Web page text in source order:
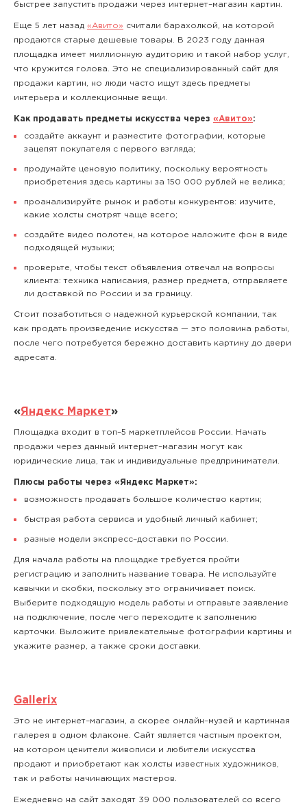
быстрее запустить продажи через интернет–магазин картин.
Еще 5 лет назад «Авито» считали барахолкой, на которой
продаются старые дешевые товары. В 2023 году данная
площадка имеет миллионную аудиторию и такой набор услуг,
что кружится голова. Это не специализированный сайт для
продажи картин, но люди часто ищут здесь предметы
интерьера и коллекционные вещи.
Как продавать предметы искусства через «Авито»:
создайте аккаунт и разместите фотографии, которые
зацепят покупателя с первого взгляда;
продумайте ценовую политику, поскольку вероятность
приобретения здесь картины за 150 000 рублей не велика;
проанализируйте рынок и работы конкурентов: изучите,
какие холсты смотрят чаще всего;
создайте видео полотен, на которое наложите фон в виде
подходящей музыки;
проверьте, чтобы текст объявления отвечал на вопросы
клиента: техника написания, размер предмета, отправляете
ли доставкой по России и за границу.
Стоит позаботиться о надежной курьерской компании, так
как продать произведение искусства — это половина работы,
после чего потребуется бережно доставить картину до двери
адресата.
«Яндекс Маркет»
Площадка входит в топ–5 маркетплейсов России. Начать
продажи через данный интернет–магазин могут как
юридические лица, так и индивидуальные предприниматели.
Плюсы работы через «Яндекс Маркет»:
возможность продавать большое количество картин;
быстрая работа сервиса и удобный личный кабинет;
разные модели экспресс–доставки по России.
Для начала работы на площадке требуется пройти
регистрацию и заполнить название товара. Не используйте
кавычки и скобки, поскольку это ограничивает поиск.
Выберите подходящую модель работы и отправьте заявление
на подключение, после чего переходите к заполнению
карточки. Выложите привлекательные фотографии картины и
укажите размер, а также сроки доставки.
Gallerix
Это не интернет–магазин, а скорее онлайн–музей и картинная
галерея в одном флаконе. Сайт является частным проектом,
на котором ценители живописи и любители искусства
продают и приобретают как холсты известных художников,
так и работы начинающих мастеров.
Ежедневно на сайт заходят 39 000 пользователей со всего